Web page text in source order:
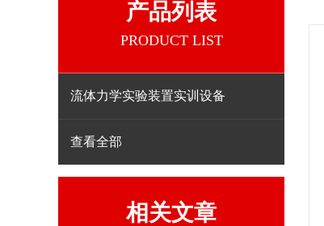
产品列表
PRODUCT LIST
流体力学实验装置实训设备
查看全部
相关文章